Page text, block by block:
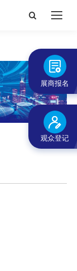
搜
展商报名
观众登记